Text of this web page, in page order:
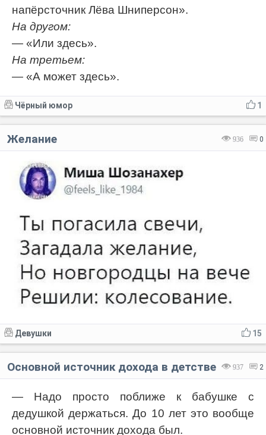
напёрсточник Лёва Шниперсон».
На другом:
— «Или здесь».
На третьем:
— «А может здесь».
1
Чёрный юмор
936 0
Желание
15
Девушки
937 2
Основной источник дохода в детстве
— Надо просто поближе к бабушке с
дедушкой держаться. До 10 лет это вообще
основной источник дохода был.